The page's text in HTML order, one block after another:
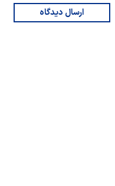
ارسال دیدگاه